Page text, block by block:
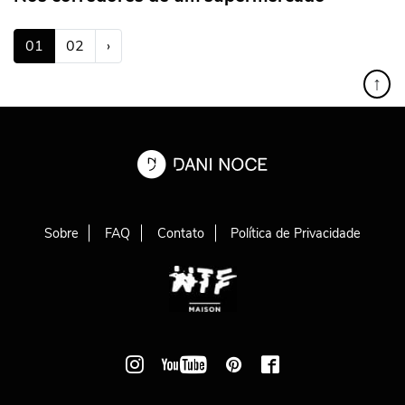
01 (atual)
02 ›
↑
Sobre FAQ Contato Política de Privacidade